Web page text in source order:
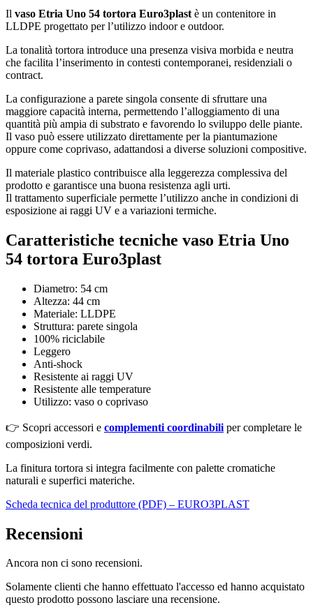
Il vaso Etria Uno 54 tortora Euro3plast è un contenitore in
LLDPE progettato per l’utilizzo indoor e outdoor.
La tonalità tortora introduce una presenza visiva morbida e neutra
che facilita l’inserimento in contesti contemporanei, residenziali o
contract.
La configurazione a parete singola consente di sfruttare una
maggiore capacità interna, permettendo l’alloggiamento di una
quantità più ampia di substrato e favorendo lo sviluppo delle piante.
Il vaso può essere utilizzato direttamente per la piantumazione
oppure come coprivaso, adattandosi a diverse soluzioni compositive.
Il materiale plastico contribuisce alla leggerezza complessiva del
prodotto e garantisce una buona resistenza agli urti.
Il trattamento superficiale permette l’utilizzo anche in condizioni di
esposizione ai raggi UV e a variazioni termiche.
Caratteristiche tecniche vaso Etria Uno
54 tortora Euro3plast
Diametro: 54 cm
Altezza: 44 cm
Materiale: LLDPE
Struttura: parete singola
100% riciclabile
Leggero
Anti-shock
Resistente ai raggi UV
Resistente alle temperature
Utilizzo: vaso o coprivaso
👉 Scopri accessori e complementi coordinabili per completare le
composizioni verdi.
La finitura tortora si integra facilmente con palette cromatiche
naturali e superfici materiche.
Scheda tecnica del produttore (PDF) – EURO3PLAST
Recensioni
Ancora non ci sono recensioni.
Solamente clienti che hanno effettuato l'accesso ed hanno acquistato
questo prodotto possono lasciare una recensione.